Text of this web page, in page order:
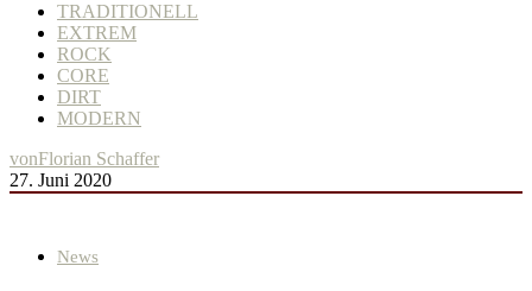
TRADITIONELL
EXTREM
ROCK
CORE
DIRT
MODERN
vonFlorian Schaffer
27. Juni 2020
News